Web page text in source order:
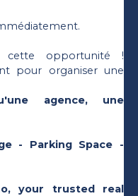
cette opportunité !
pour organiser une
agence, une
- Parking Space -
your trusted real